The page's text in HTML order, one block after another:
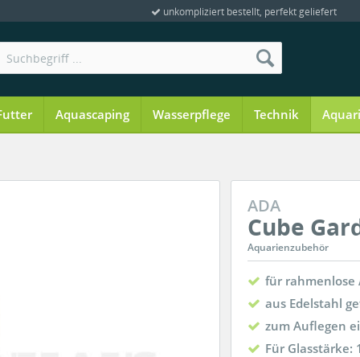
unkompliziert bestellt, perfekt geliefert
Aquascaping Wasserpflege Technik
ADA
Cube
Aquarienzubehör
für rahmenlose
aus Edelstahl
zum Auflegen
Für Glasstärke: